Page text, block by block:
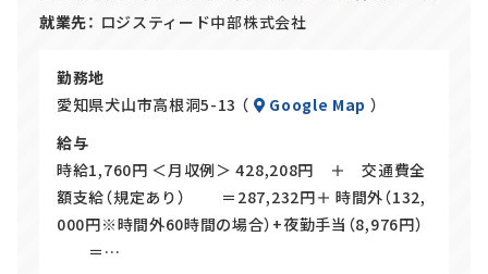
就業先 ロジスティード中部株式会社
勤務地
愛知県犬山市高根洞5-13 （
Google Map ）
給与
時給1,760円 ＜月収例＞ 428,208円 ＋ 交通費全
額支給（規定あり） ＝287,232円＋ 時間外（132,
000円※時間外60時間の場合）+夜勤手当（8,976円）
＝…